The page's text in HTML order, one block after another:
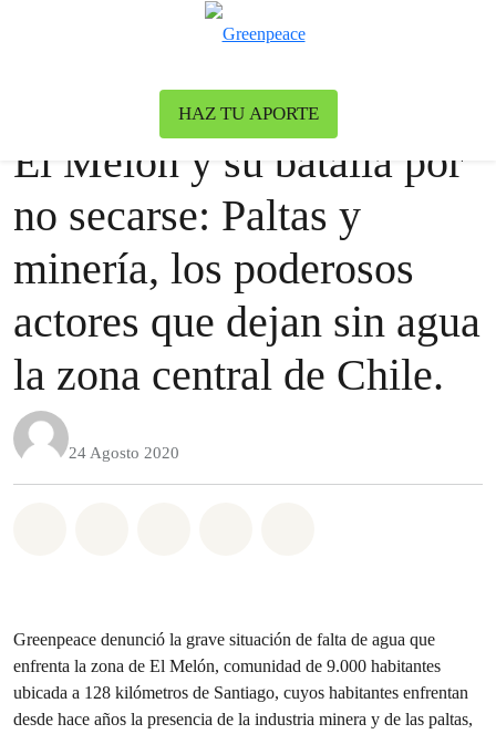
HAZ TU APORTE
Greenpeace | Uncategorized
El Melón y su batalla por
no secarse: Paltas y
minería, los poderosos
actores que dejan sin agua
la zona central de Chile.
24 Agosto 2020
Greenpeace denunció la grave situación de falta de agua que
enfrenta la zona de El Melón, comunidad de 9.000 habitantes
ubicada a 128 kilómetros de Santiago, cuyos habitantes enfrentan
desde hace años la presencia de la industria minera y de las paltas,